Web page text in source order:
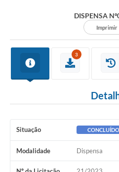
Transparência
Internet Gratuita
FAQ / Perguntas e Respostas
DISPENSA
Imprimir
3
Situação CONCLUÍDO
Modalidade Dispensa